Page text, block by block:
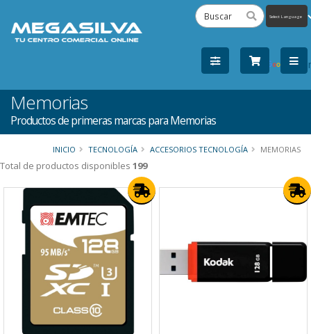
by
Memorias
Productos de primeras marcas para Memorias
INICIO TECNOLOGÍA ACCESORIOS TECNOLOGÍA MEMORIAS
Total de productos disponibles 199